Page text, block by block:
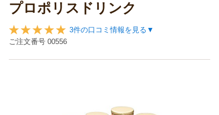
プロポリスドリンク
3件の口コミ情報を見る▼
ご注文番号 00556